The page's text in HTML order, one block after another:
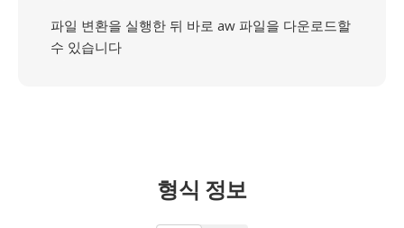
파일 변환을 실행한 뒤 바로 aw 파일을 다운로드할
수 있습니다
형식 정보